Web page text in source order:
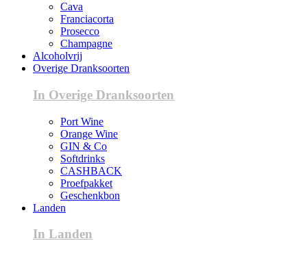
Cava
Franciacorta
Prosecco
Champagne
Alcoholvrij
Overige Dranksoorten
In Overige Dranksoorten
Port Wine
Orange Wine
GIN & Co
Softdrinks
CASHBACK
Proefpakket
Geschenkbon
Landen
In Landen